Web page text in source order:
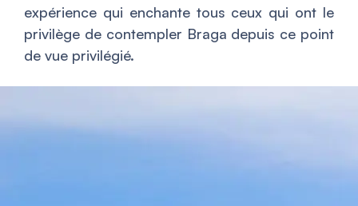
expérience qui enchante tous ceux qui ont le
privilège de contempler Braga depuis ce point
de vue privilégié.